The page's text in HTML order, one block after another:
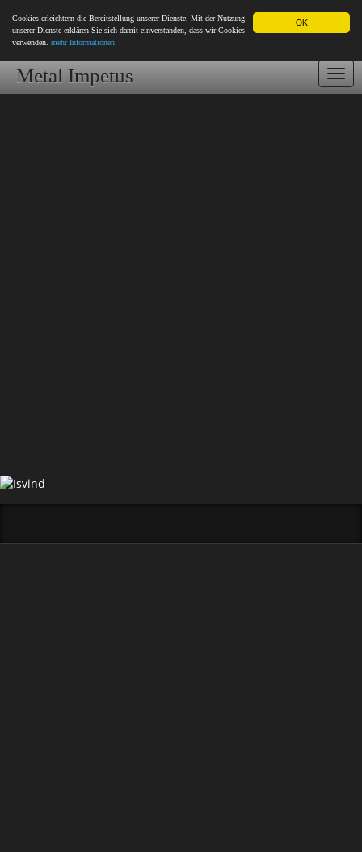
OK
Cookies erleichtern die Bereitstellung unserer Dienste. Mit der Nutzung
unserer Dienste erklären Sie sich damit einverstanden, dass wir Cookies
verwenden. mehr Informationen
Metal Impetus